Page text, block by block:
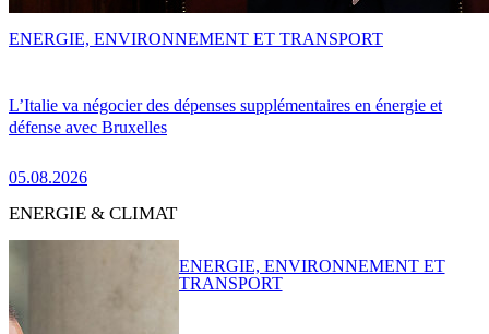
L’Italie va négocier des dépenses supplémentaires en énergie et
défense avec Bruxelles
05.08.2026
ENERGIE, ENVIRONNEMENT ET TRANSPORT
ENERGIE & CLIMAT
ENERGIE, ENVIRONNEMENT ET
TRANSPORT